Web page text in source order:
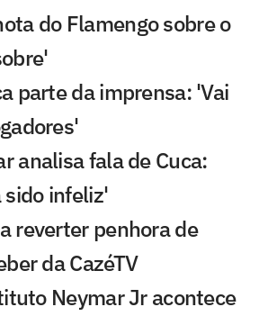
do Flamengo sobre o
parte da imprensa: 'Vai
analisa fala de Cuca:
sido infeliz'
reverter penhora de
da CazéTV
Neymar Jr acontece